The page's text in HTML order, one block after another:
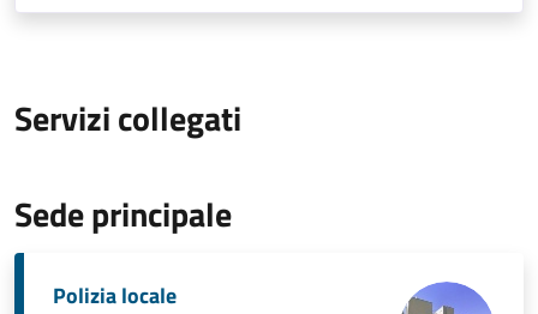
Servizi collegati
Sede principale
Polizia locale